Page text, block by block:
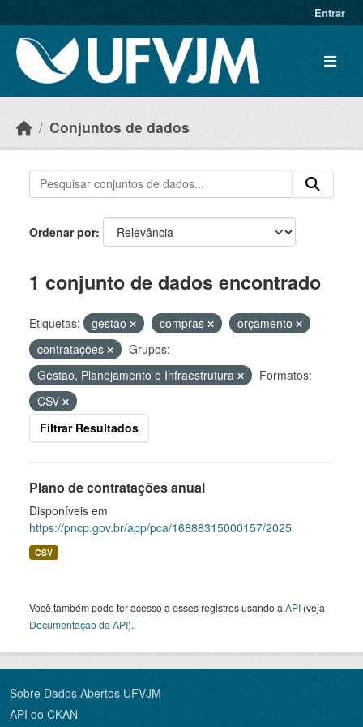
Entrar
Conjuntos de dados
Ordenar por
1 conjunto de dados encontrado
Etiquetas: gestão compras
orçamento
contratações
Grupos:
Gestão, Planejamento e Infraestrutura
Formatos:
CSV
Filtrar Resultados
Plano de contratações anual
Disponíveis em
https://pncp.gov.br/app/pca/16888315000157/2025
CSV
Você também pode ter acesso a esses registros usando a API (veja
Documentação da API).
Sobre Dados Abertos UFVJM
API do CKAN